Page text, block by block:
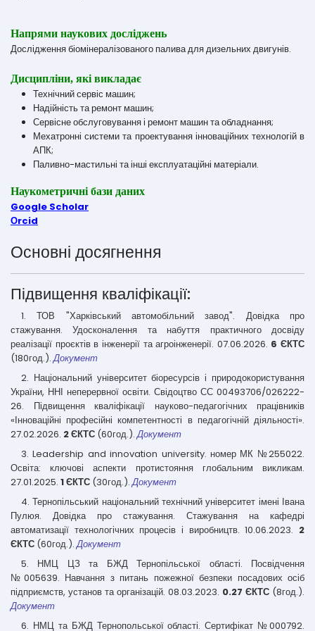
Напрями наукових досліджень
Дослідження біомінералізованого палива для дизельних двигунів.
Дисципліни, які викладає
Технічний сервіс машин;
Надійність та ремонт машин;
Сервісне обслуговування і ремонт машин та обладнання;
Мехатронні системи та проектування інноваційних технологій в
АПК;
Паливно-мастильні та інші експлуатаційні матеріали.
Наукометричні бази даних
Google Scholar
Оrcid
Основні досягнення
Підвищення кваліфікації:
1. ТОВ "Харківський автомобільний завод". Довідка про
стажування. Удосконалення та набуття практичного досвіду
реалізації проєктів в інженерії та агроінженерії. 07.06.2026. 6 ЄКТС
(180год.).Документ
2. Національний університет біоресурсів і природокористування
України, ННІ неперервної освіти. Свідоцтво СС 00493706/026222-
26. Підвищення кваліфікації науково-педагогічних працівників
«Інноваційні професійні компетентності в педагогічній діяльності».
27.02.2026. 2 ЄКТС (60год.).Документ
3. Leadership and innovation university. номер МК №255022.
Освіта: ключові аспекти протистояння глобальним викликам.
27.01.2025. 1 ЄКТС (30год.).Документ
4. Тернопільський національний технічний університет імені Івана
Пулюя. Довідка про стажування. Стажування на кафедрі
автоматизації технологічних процесів і виробництв. 10.06.2023. 2
ЄКТС (60год.).Документ
5. НМЦ ЦЗ та БЖД Тернопільської області. Посвідчення
№005639. Навчання з питань пожежної безпеки посадових осіб
підприємств, установ та організацій. 08.03.2023. 0.27 ЄКТС (8год.).
Документ
6. НМЦ та БЖД Тернопольської області. Сертифікат №000792.